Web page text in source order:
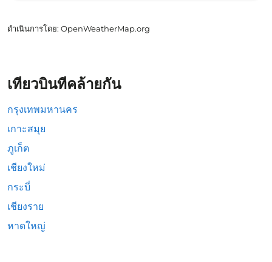
ดำเนินการโดย: OpenWeatherMap.org
เที่ยวบินที่คล้ายกัน
กรุงเทพมหานคร
เกาะสมุย
ภูเก็ต
เชียงใหม่
กระบี่
เชียงราย
หาดใหญ่